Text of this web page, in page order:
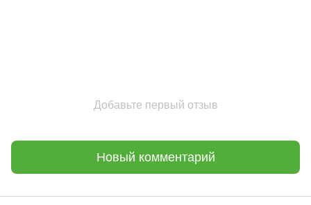
Добавьте первый отзыв
Новый комментарий